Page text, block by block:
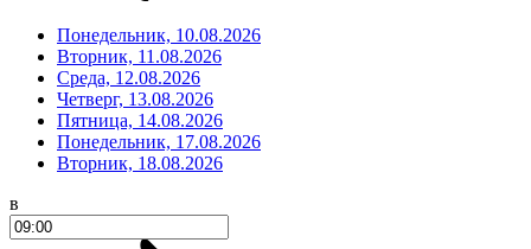
Понедельник, 10.08.2026
Вторник, 11.08.2026
Среда, 12.08.2026
Четверг, 13.08.2026
Пятница, 14.08.2026
Понедельник, 17.08.2026
Вторник, 18.08.2026
в